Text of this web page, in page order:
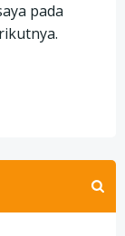
pada